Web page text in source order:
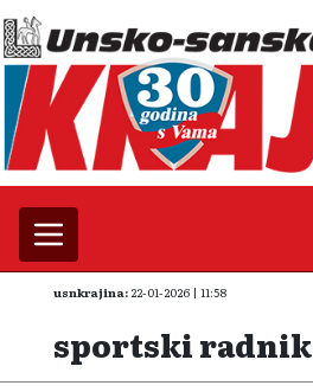
usnkrajina: 22-01-2026 | 11:58
sportski radnik